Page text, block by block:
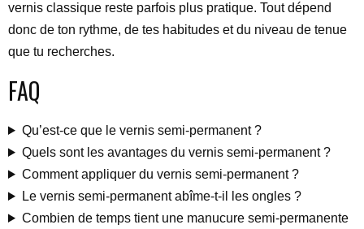
vernis classique reste parfois plus pratique. Tout dépend
donc de ton rythme, de tes habitudes et du niveau de tenue
que tu recherches.
FAQ
Qu’est-ce que le vernis semi-permanent ?
Quels sont les avantages du vernis semi-permanent ?
Comment appliquer du vernis semi-permanent ?
Le vernis semi-permanent abîme-t-il les ongles ?
Combien de temps tient une manucure semi-permanente